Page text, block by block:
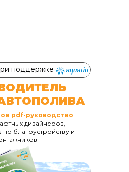
поддержке
pdf-руководство
дизайнеров,
по благоустройству и